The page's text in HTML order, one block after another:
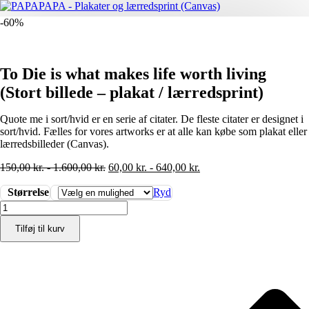
-60%
To Die is what makes life worth living
(Stort billede – plakat / lærredsprint)
Quote me i sort/hvid er en serie af citater. De fleste citater er designet i
sort/hvid. Fælles for vores artworks er at alle kan købe som plakat eller
lærredsbilleder (Canvas).
150,00kr.-1.600,00kr. 60,00 kr. - 640,00 kr.
Størrelse
Ryd
To
Die
what
Tilføj til kurv